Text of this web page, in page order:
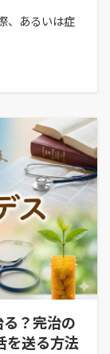
、あるいは症
？完治の
を送る方法